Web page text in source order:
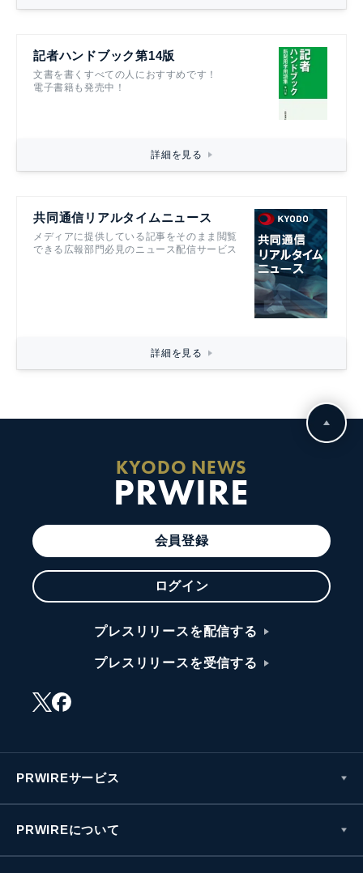
記者ハンドブック第14版
文書を書くすべての人におすすめです！
電子書籍も発売中！
詳細を見る
共同通信リアルタイムニュース
メディアに提供している記事をそのまま閲覧
できる広報部門必見のニュース配信サービス
詳細を見る
KYODO NEWS
PRWIRE
会員登録
ログイン
プレスリリースを配信する
プレスリリースを受信する
PRWIREサービス
PRWIREについて